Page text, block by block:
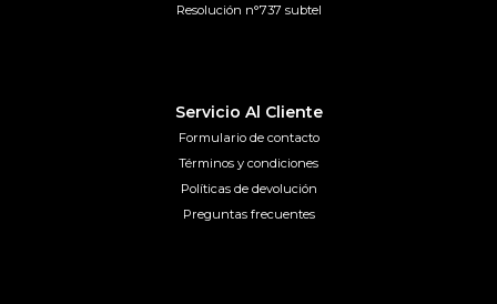
Resolución n°737 subtel
Servicio Al Cliente
Formulario de contacto
Términos y condiciones
Políticas de devolución
Preguntas frecuentes